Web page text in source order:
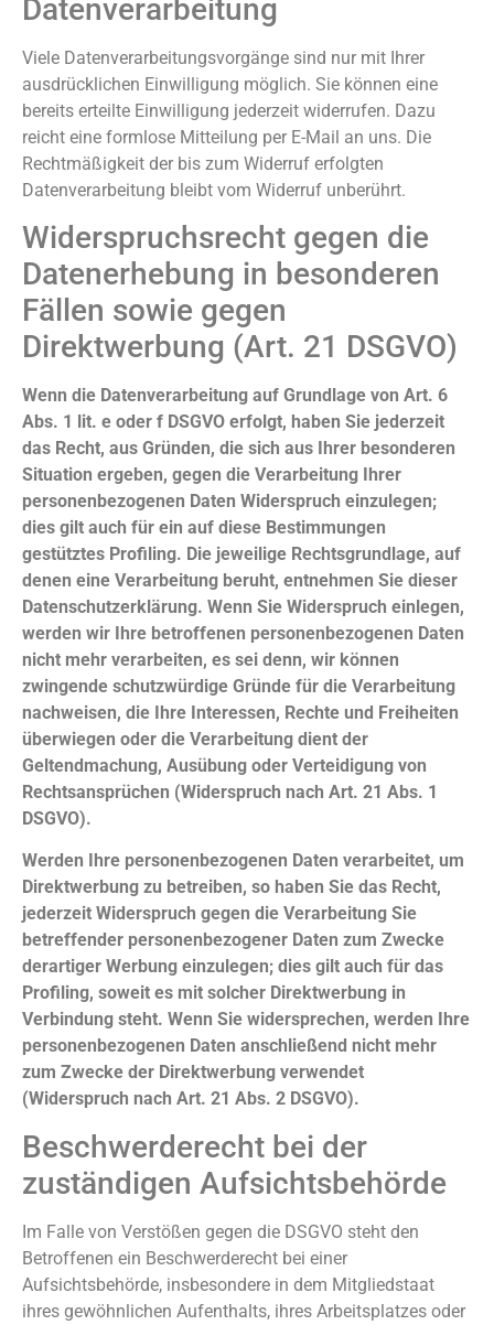
Datenverarbeitung
Viele Datenverarbeitungsvorgänge sind nur mit Ihrer
ausdrücklichen Einwilligung möglich. Sie können eine
bereits erteilte Einwilligung jederzeit widerrufen. Dazu
reicht eine formlose Mitteilung per E-Mail an uns. Die
Rechtmäßigkeit der bis zum Widerruf erfolgten
Datenverarbeitung bleibt vom Widerruf unberührt.
Widerspruchsrecht gegen die
Datenerhebung in besonderen
Fällen sowie gegen
Direktwerbung (Art. 21 DSGVO)
Wenn die Datenverarbeitung auf Grundlage von Art. 6
Abs. 1 lit. e oder f DSGVO erfolgt, haben Sie jederzeit
das Recht, aus Gründen, die sich aus Ihrer besonderen
Situation ergeben, gegen die Verarbeitung Ihrer
personenbezogenen Daten Widerspruch einzulegen;
dies gilt auch für ein auf diese Bestimmungen
gestütztes Profiling. Die jeweilige Rechtsgrundlage, auf
denen eine Verarbeitung beruht, entnehmen Sie dieser
Datenschutzerklärung. Wenn Sie Widerspruch einlegen,
werden wir Ihre betroffenen personenbezogenen Daten
nicht mehr verarbeiten, es sei denn, wir können
zwingende schutzwürdige Gründe für die Verarbeitung
nachweisen, die Ihre Interessen, Rechte und Freiheiten
überwiegen oder die Verarbeitung dient der
Geltendmachung, Ausübung oder Verteidigung von
Rechtsansprüchen (Widerspruch nach Art. 21 Abs. 1
DSGVO).
Werden Ihre personenbezogenen Daten verarbeitet, um
Direktwerbung zu betreiben, so haben Sie das Recht,
jederzeit Widerspruch gegen die Verarbeitung Sie
betreffender personenbezogener Daten zum Zwecke
derartiger Werbung einzulegen; dies gilt auch für das
Profiling, soweit es mit solcher Direktwerbung in
Verbindung steht. Wenn Sie widersprechen, werden Ihre
personenbezogenen Daten anschließend nicht mehr
zum Zwecke der Direktwerbung verwendet
(Widerspruch nach Art. 21 Abs. 2 DSGVO).
Beschwerderecht bei der
zuständigen Aufsichtsbehörde
Im Falle von Verstößen gegen die DSGVO steht den
Betroffenen ein Beschwerderecht bei einer
Aufsichtsbehörde, insbesondere in dem Mitgliedstaat
ihres gewöhnlichen Aufenthalts, ihres Arbeitsplatzes oder